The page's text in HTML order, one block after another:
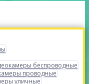
беспроводные
проводные
уличные